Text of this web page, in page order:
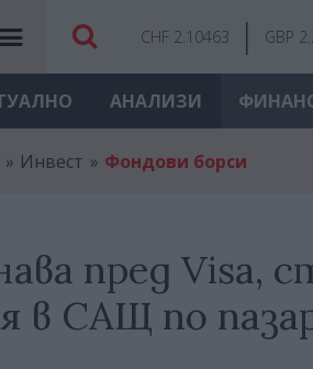
CHF 2.10463 GBP
АНАЛИЗИ
Инвест Фондови борси
пред Visa,
в САЩ по